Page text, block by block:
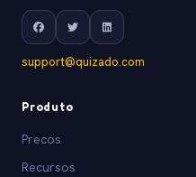
support@quizado.com
Produto
Precos
Recursos